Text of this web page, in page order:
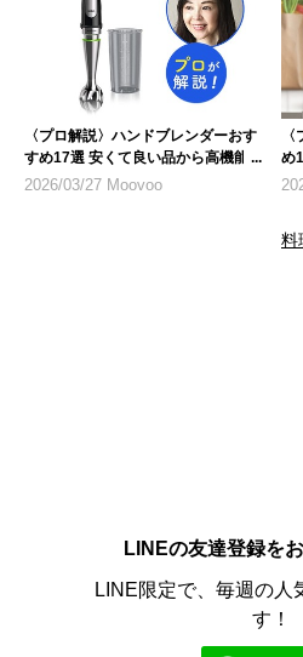
〈プロ解説〉ハンドブレンダーおす
すめ17選 安くて良い品から高機能
モデルまで
2026/03/27 Moovoo
め
イ
料
LINEの友達登録を
LINE限定で、毎週の人
す！